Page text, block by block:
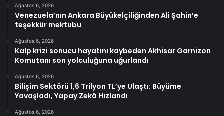
Ağustos 6, 2026
Venezuela’nın Ankara Büyükelçiliğinden Ali Şahin’e
teşekkür mektubu
Ağustos 6, 2026
Kalp krizi sonucu hayatını kaybeden Akhisar Garnizon
Komutanı son yolculuğuna uğurlandı
Ağustos 6, 2026
Bilişim Sektörü 1,6 Trilyon TL’ye Ulaştı: Büyüme
Yavaşladı, Yapay Zekâ Hızlandı
Ağustos 6, 2026